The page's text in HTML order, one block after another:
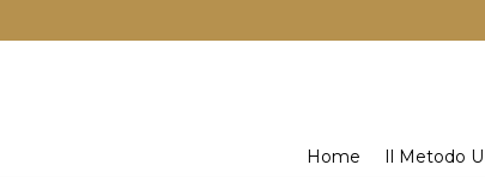
Home Il Metodo